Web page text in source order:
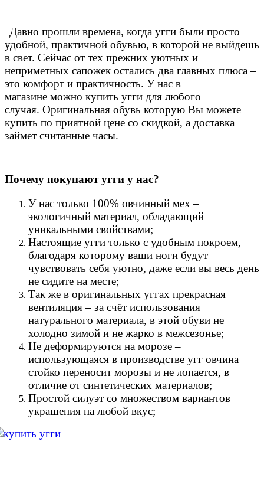
Давно прошли времена, когда угги были просто
удобной, практичной обувью, в которой не выйдешь
в свет. Сейчас от тех прежних уютных и
неприметных сапожек остались два главных плюса –
это комфорт и практичность. У нас в
магазине можно купить угги для любого
случая. Оригинальная обувь которую Вы можете
купить по приятной цене со скидкой, а доставка
займет считанные часы.
Почему покупают угги у нас?
У нас только 100% овчинный мех –
экологичный материал, обладающий
уникальными свойствами;
Настоящие угги только с удобным покроем,
благодаря которому ваши ноги будут
чувствовать себя уютно, даже если вы весь день
не сидите на месте;
Так же в оригинальных уггах прекрасная
вентиляция – за счёт использования
натурального материала, в этой обуви не
холодно зимой и не жарко в межсезонье;
Не деформируются на морозе –
использующаяся в производстве угг овчина
стойко переносит морозы и не лопается, в
отличие от синтетических материалов;
Простой силуэт со множеством вариантов
украшения на любой вкус;